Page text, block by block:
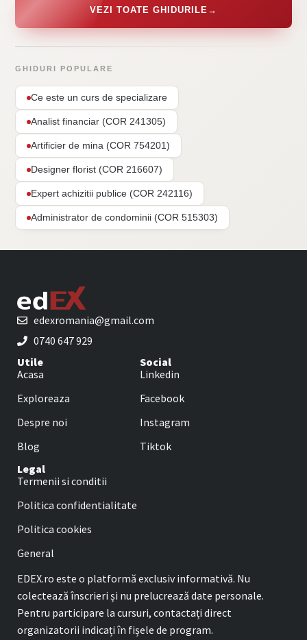
VEZI TOATE GHIDURILE →
GHIDURI POPULARE
Ce este un curs de specializare
Analist financiar (COR 241305)
Artificier de mina (COR 754201)
Designer florist (COR 216607)
Expert achizitii publice (COR 242116)
Administrator de condominii (COR 515303)
edexromania@gmail.com
0740 647 929
Utile
Acasa
Exploreaza
Despre noi
Blog
Social
Linkedin
Facebook
Instagram
Tiktok
Legal
Termenii si conditii
Politica confidentialitate
Politica cookies
General
EDEX.ro este o platformă exclusiv informativă. Nu
colectează înscrieri și nu prelucrează date personale.
Pentru participare la cursuri, contactați direct
organizatorii indicați în fișele de program.